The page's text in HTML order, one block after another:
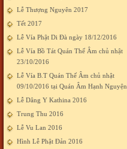
Lễ Thượng Nguyên 2017
Tết 2017
Lễ Vía Phật Di Đà ngày 18/12/2016
Lễ Vía Bồ Tát Quán Thế Âm chủ nhật
23/10/2016
Lễ Vía B.T Quán Thế Âm chủ nhật
09/10/2016 tại Quán Âm Hạnh Nguyện
Lễ Dâng Y Kathina 2016
Trung Thu 2016
Lễ Vu Lan 2016
Hình Lễ Phật Đản 2016